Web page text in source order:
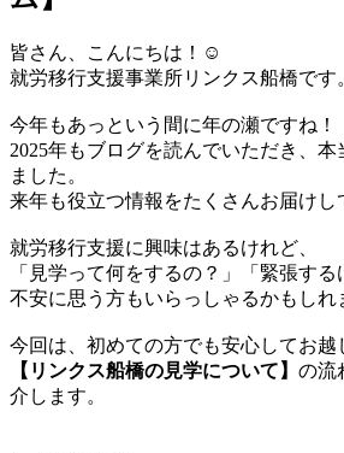
皆さん、こんにちは！☺️
就労移行支援事業所リンクス船橋です
今年もあっという間に年の瀬ですね！
2025年もブログを読んでいただき、
ました。
来年も役立つ情報をたくさんお届けし
就労移行支援に興味はあるけれど、
「見学って何をするの？」「緊張す
不安に思う方もいらっしゃるかもしれ
今回は、初めての方でも安心してお越
【リンクス船橋の見学について】 の流
介します。